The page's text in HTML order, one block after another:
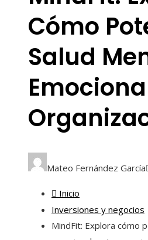
Cómo
Salud
Mateo Fernández García
Inicio
Inversiones y negocios
MindFit: Explora cómo